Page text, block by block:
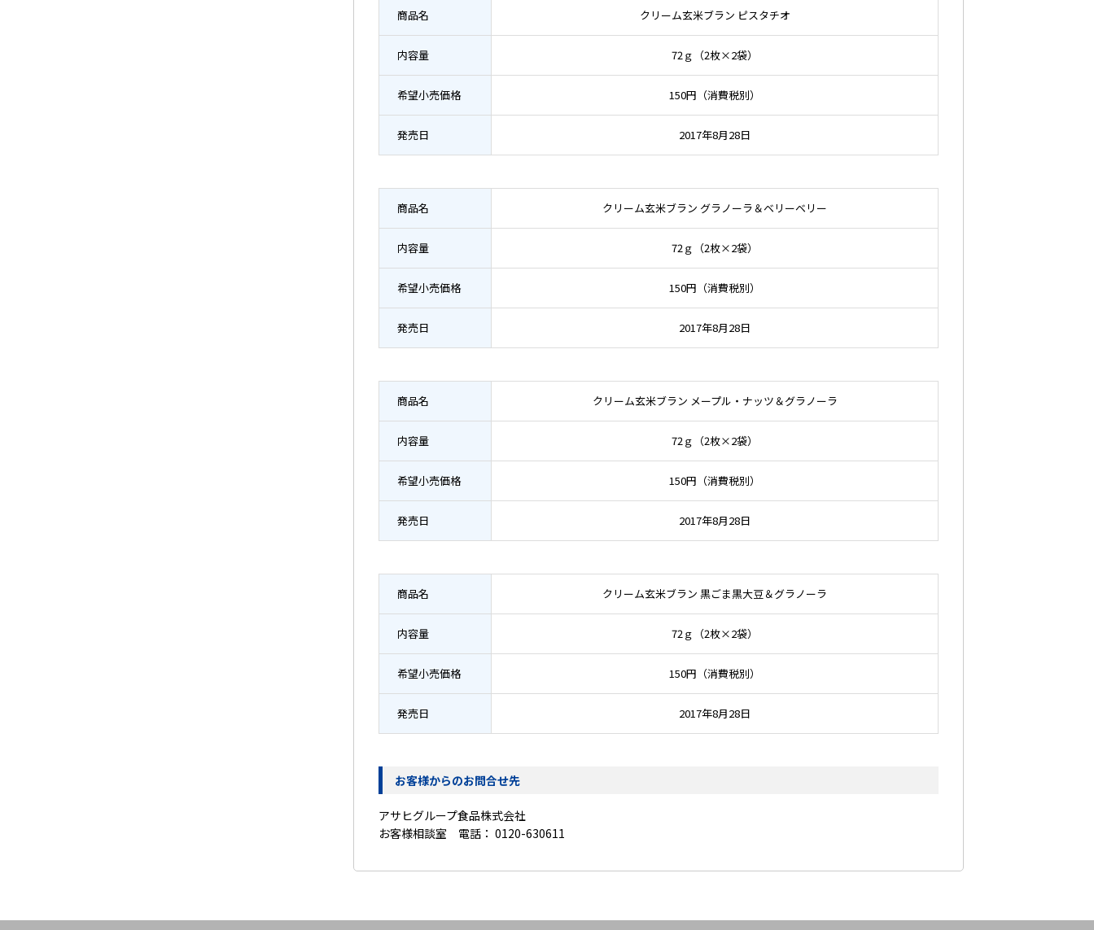
商品名 クリーム玄米ブラン ピスタチオ
内容量 72ｇ（2枚×2袋）
希望小売価格 150円（消費税別）
発売日 2017年8月28日
商品名 クリーム玄米ブラン グラノーラ＆ベリーベリー
内容量 72ｇ（2枚×2袋）
希望小売価格 150円（消費税別）
発売日 2017年8月28日
商品名 クリーム玄米ブラン メープル・ナッツ＆グラノーラ
内容量 72ｇ（2枚×2袋）
希望小売価格 150円（消費税別）
発売日 2017年8月28日
商品名 クリーム玄米ブラン 黒ごま黒大豆＆グラノーラ
内容量 72ｇ（2枚×2袋）
希望小売価格 150円（消費税別）
発売日 2017年8月28日
お客様からのお問合せ先
アサヒグループ食品株式会社
お客様相談室 電話： 0120-630611